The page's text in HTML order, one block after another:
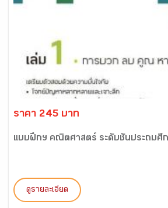
ราคา 245 บาท
แบบฝึกฯ คณิตศาสตร์ ระดับชั้นประถมศึ
ดูรายละเอียด